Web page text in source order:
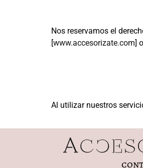
Nos reservamos el
[www.accesorizate.com]
Al utilizar nuestros